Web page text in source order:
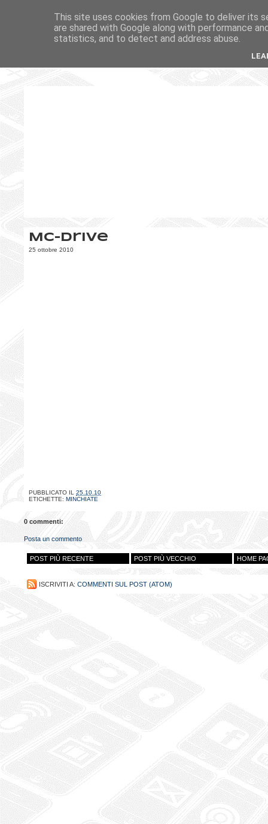
MC-Drive
25 ottobre 2010
PUBBLICATO IL 25.10.10
ETICHETTE: MINCHIATE
0 commenti:
Posta un commento
POST PIÙ RECENTE POST PIÙ VECCHIO HOME
ISCRIVITI A: COMMENTI SUL POST (ATOM)
This site uses cookies from Google to deliver its
are shared with Google along with performance
statistics, and to detect and address abuse.